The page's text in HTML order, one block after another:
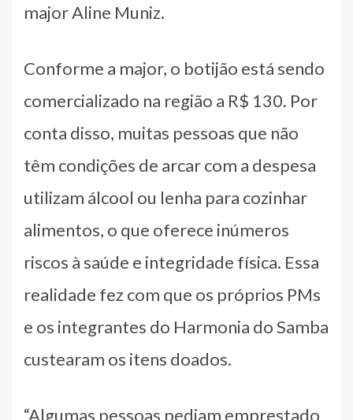
major Aline Muniz.
Conforme a major, o botijão está sendo
comercializado na região a R$ 130. Por
conta disso, muitas pessoas que não
têm condições de arcar com a despesa
utilizam álcool ou lenha para cozinhar
alimentos, o que oferece inúmeros
riscos à saúde e integridade física. Essa
realidade fez com que os próprios PMs
e os integrantes do Harmonia do Samba
custearam os itens doados.
“Algumas pessoas pediam emprestado